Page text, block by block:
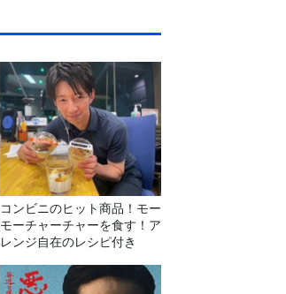
コンビニのヒット商品！モー
モーチャーチャーを食す！ア
レンジ自在のレシピ付き